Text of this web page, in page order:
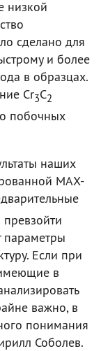
низкой
сделано для
и более
в образцах.
Cr3C2
побочных
наших
МАХ-
Если при
в
важно, в
понимания
Соболев.